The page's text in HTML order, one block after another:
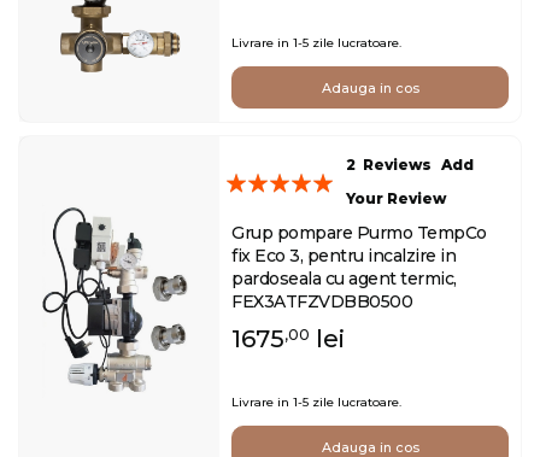
Livrare in 1-5 zile lucratoare.
Adauga in cos
Grup pompare Purmo TempCo
fix Eco 3, pentru incalzire in
pardoseala cu agent termic,
FEX3ATFZVDBB0500
Evaluare:
100
% of100
2 Reviews
Add
Your Review
1675,00 lei
Livrare in 1-5 zile lucratoare.
Adauga in cos